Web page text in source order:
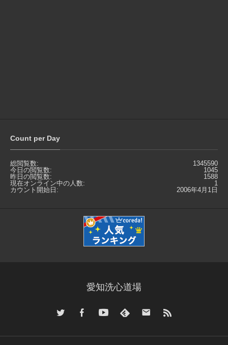
Count per Day
1345590
総閲覧数:
1045
今日の閲覧数:
1588
昨日の閲覧数:
1
現在オンライン中の人数:
2006年4月1日
カウント開始日:
愛知洗心道場